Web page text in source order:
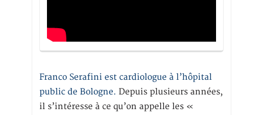
Franco Serafini est cardiologue à l’hôpital
public de Bologne. Depuis plusieurs années,
il s’intéresse à ce qu’on appelle les «